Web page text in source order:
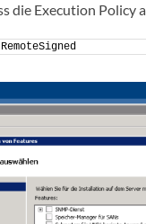
die Execution Policy
RemoteSigned